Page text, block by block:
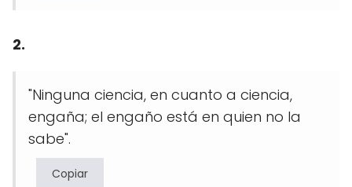
2.
"Ninguna ciencia, en cuanto a ciencia,
engaña; el engaño está en quien no la
sabe".
Copiar